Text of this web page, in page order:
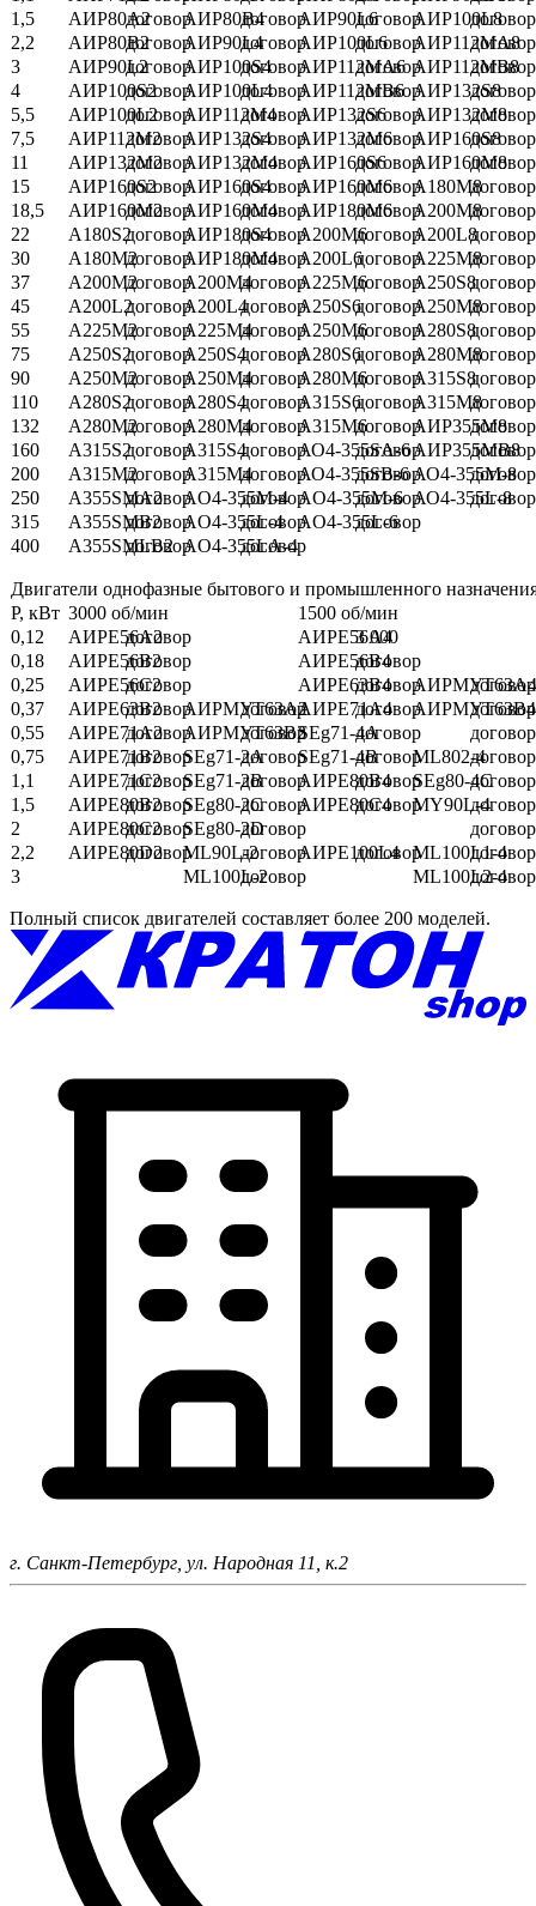
1,5
АИР80A2договорАИР80B4договорАИР90L6договорАИР100L8договор
2,2
АИР80B2договорАИР90L4договорАИР100L6договорАИР112МА8
договор
3
АИР90L2договорАИР100S4договорАИР112МА6
договорАИР112МВ8
договор
4
АИР100S2договорАИР100L4договорАИР112MB6
договорАИР132S8договор
5,5
АИР100L2договорАИР112M4
договорАИР132S6договорАИР132М8
договор
7,5
АИР112M2
договорАИР132S4договорАИР132M6
договорАИР160S8договор
11
АИР132M2
договорАИР132M4
договорАИР160S6договорАИР160М8
договор
15
АИР160S2договорАИР160S4договорАИР160M6
договорА180М8договор
18,5
АИР160M2
договорАИР160M4
договорАИР180M6
договорА200М8договор
22
А180S2договорАИР180S4договорА200M6договорА200L8договор
30
А180M2договорАИР180M4
договорА200L6договорА225М8договор
37
А200M2договорА200M4договорА225M6договорА250S8договор
45
А200L2договорА200L4договорА250S6договорА250М8договор
55
А225M2договорА225M4договорА250M6договорА280S8договор
75
А250S2договорА250S4договорА280S6договорА280М8договор
90
А250M2договорА250M4договорА280M6договорА315S8договор
110
А280S2договорА280S4договорА315S6договорА315М8договор
132
А280M2договорA280M4договорА315M6договорАИР355М8
договор
160
А315S2договорА315S4договорАО4-355SA-6
договорАИР355МВ8
договор
200
А315М2договорА315M4договорАО4-355SВ-6
договорАО4-355М-8
договор
250
А355SMA2
договорАO4-355M-4
договорАO4-355M-6
договорАО4-355L-8
договор
315
А355SMВ2
договорАO4-355L-4
договорАO4-355L-6
договор
400
А355SMLВ2
договорАO4-355LA-4
договор
Двигатели однофазные бытового и промышленного
Р, кВт 3000 об/мин
1500 об/мин
0,12
АИРЕ56А2
договор АИРЕ56А4
3 000
0,18
АИРЕ56В2
договор АИРЕ56В4
договор
0,25
АИРЕ56С2
договор АИРЕ63В4
договорАИРМУТ63А4
договор
0,37
АИРЕ63В2
договорАИРМУТ63А2
договорАИРЕ71А4
договорАИРМУТ63В4
договор
0,55
АИРЕ71А2
договорАИРМУТ63В2
договорSEg71-4Aдоговор
договор
0,75
АИРЕ71В2
договорSEg71-2AдоговорSEg71-4BдоговорМL802-4договор
1,1
АИРЕ71С2
договорSEg71-2BдоговорАИРЕ80В4
договорSEg80-4Cдоговор
1,5
АИРЕ80В2
договорSEg80-2CдоговорАИРЕ80С4
договорМY90L-4договор
2
АИРЕ80С2
договорSEg80-2Dдоговор
договор
2,2
АИРЕ80D2
договорМL90L-2договорАИРЕ100L4
договорМL100L1-4
договор
3
МL100L-2договор МL100L2-4
договор
Полный список двигателей составляет более 200 моделей.
г. Санкт-Петербург, ул. Народная 11, к.2